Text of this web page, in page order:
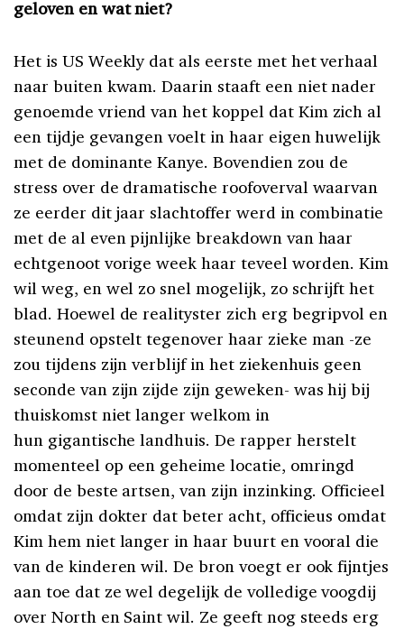
geloven en wat niet?
Het is US Weekly dat als eerste met het verhaal
naar buiten kwam. Daarin staaft een niet nader
genoemde vriend van het koppel dat Kim zich al
een tijdje gevangen voelt in haar eigen huwelijk
met de dominante Kanye. Bovendien zou de
stress over de dramatische roofoverval waarvan
ze eerder dit jaar slachtoffer werd in combinatie
met de al even pijnlijke breakdown van haar
echtgenoot vorige week haar teveel worden. Kim
wil weg, en wel zo snel mogelijk, zo schrijft het
blad. Hoewel de realityster zich erg begripvol en
steunend opstelt tegenover haar zieke man -ze
zou tijdens zijn verblijf in het ziekenhuis geen
seconde van zijn zijde zijn geweken- was hij bij
thuiskomst niet langer welkom in
hun gigantische landhuis. De rapper herstelt
momenteel op een geheime locatie, omringd
door de beste artsen, van zijn inzinking. Officieel
omdat zijn dokter dat beter acht, officieus omdat
Kim hem niet langer in haar buurt en vooral die
van de kinderen wil. De bron voegt er ook fijntjes
aan toe dat ze wel degelijk de volledige voogdij
over North en Saint wil. Ze geeft nog steeds erg